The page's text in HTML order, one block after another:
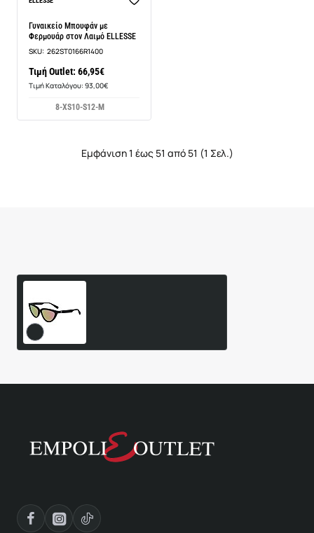
Γυναικείο Μπουφάν με
Φερμουάρ στον Λαιμό ELLESSE
SKU: 262ST0166R1400
Τιμή Outlet: 66,95€
Τιμή Καταλόγου: 93,00€
8-XS10-S12-M
Εμφάνιση 1 έως 51 από 51 (1 Σελ.)